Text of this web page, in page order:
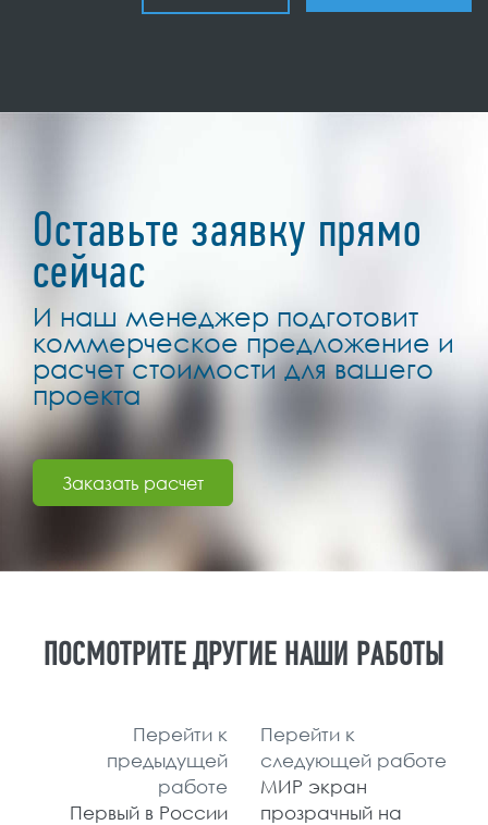
Оставьте заявку прямо
сейчас
И наш менеджер подготовит
коммерческое предложение и
расчет стоимости для вашего
проекта
Заказать расчет
ПОСМОТРИТЕ ДРУГИЕ НАШИ РАБОТЫ
Перейти к
предыдущей
работе
Первый в России
Перейти к
следующей работе
МИР экран
прозрачный на